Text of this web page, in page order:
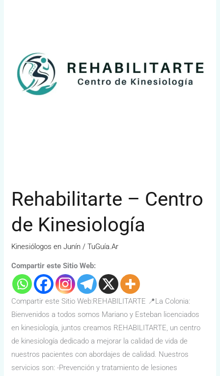
Rehabilitarte – Centro
de Kinesiología
Kinesiólogos en Junín /TuGuía.Ar
Compartir este Sitio Web:
Compartir este Sitio Web:REHABILITARTE 📍La Colonia:
Bienvenidos a todos somos Mariano y Esteban licenciados
en kinesiología, juntos creamos REHABILITARTE, un centro
de kinesiología dedicado a mejorar la calidad de vida de
nuestros pacientes con abordajes de calidad. Nuestros
servicios son: -Prevención y tratamiento de lesiones